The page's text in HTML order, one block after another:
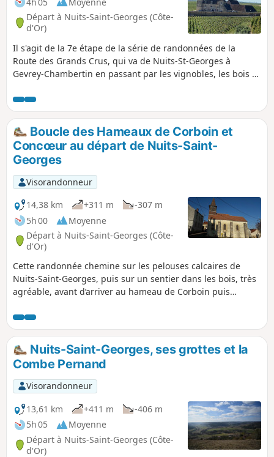
Départ à Nuits-Saint-Georges (Côte-
d'Or)
Il s'agit de la 7e étape de la série de randonnées de la
Route des Grands Crus, qui va de Nuits-St-Georges à
Gevrey-Chambertin en passant par les vignobles, les bois et
vins rouges les plus célèbres au monde, tout comme les
charmants villages et sites touristiques qui les séparent,
tels que Vosne-Romanée, Chambolle-Musigny et le château
de Vougeot. Cette balade est accessible aux chiens (il y a un
bon cabinet vétérinaire à Nuits). Elle est assez longue et
assez difficile, car il y a quelques montées au milieu qui
mènent des vignobles aux bois. Tu peux revenir au point de
départ en bus et en train.
Boucle des Hameaux de Corboin et
Concœur au départ de Nuits-Saint-
Georges
Visorandonneur
14,38 km
+311 m
-307 m
5h 00
Moyenne
Départ à Nuits-Saint-Georges (Côte-
d'Or)
Cette randonnée chemine sur les pelouses calcaires de
Nuits-Saint-Georges, puis sur un sentier dans les bois, très
agréable, avant d’arriver au hameau de Corboin puis
vignobles de Vosne-Romanée et Nuits-Saint-Georges.
Nuits-Saint-Georges, ses grottes et la
Combe Pernand
Visorandonneur
13,61 km
+411 m
-406 m
5h 05
Moyenne
Départ à Nuits-Saint-Georges (Côte-
d'Or)